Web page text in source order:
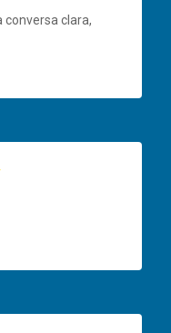
clara,